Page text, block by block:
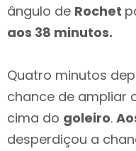
ângulo de Rochet
aos 38 minutos.
Quatro minutos
chance de ampliar
cima do goleiro.
desperdiçou a